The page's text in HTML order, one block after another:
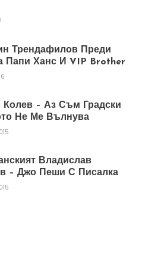
Трендафилов Преди
Папи Ханс И VIP Brother
Колев – Аз Съм Градски
Не Ме Вълнува
Владислав
– Джо Пеши С Писалка